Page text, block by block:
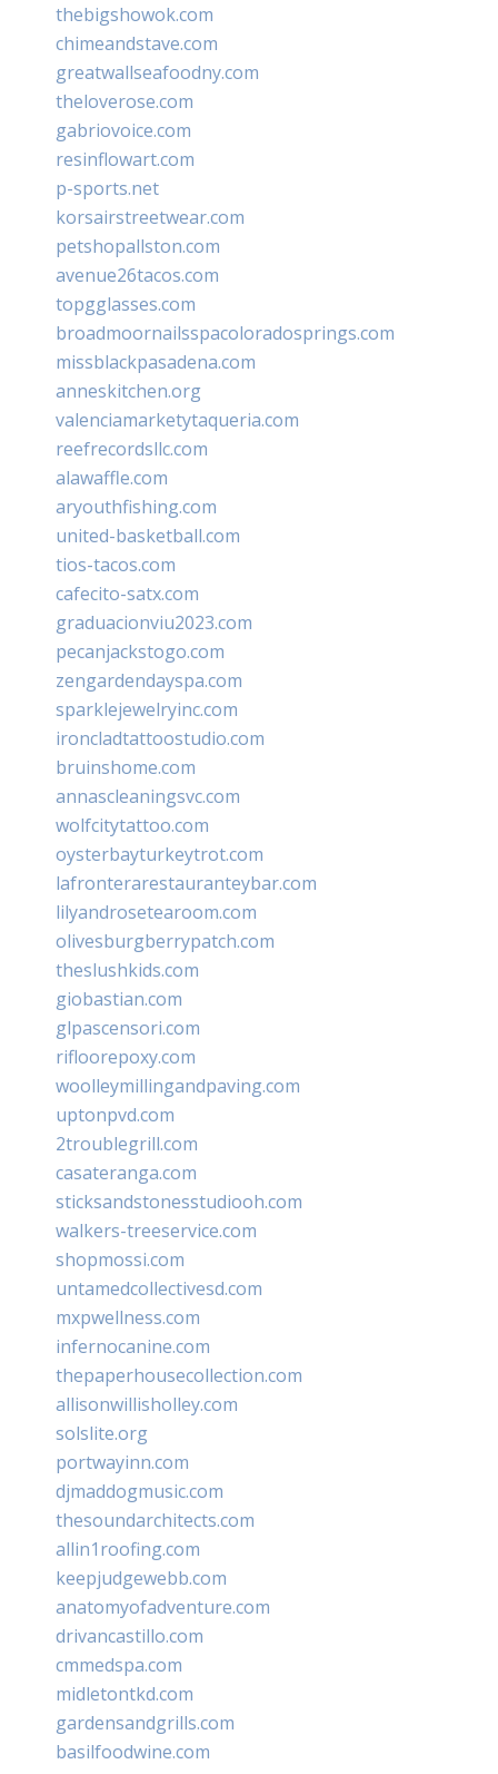
thebigshowok.com
chimeandstave.com
greatwallseafoodny.com
theloverose.com
gabriovoice.com
resinflowart.com
p-sports.net
korsairstreetwear.com
petshopallston.com
avenue26tacos.com
topgglasses.com
broadmoornailsspacoloradosprings.com
missblackpasadena.com
anneskitchen.org
valenciamarketytaqueria.com
reefrecordsllc.com
alawaffle.com
aryouthfishing.com
united-basketball.com
tios-tacos.com
cafecito-satx.com
graduacionviu2023.com
pecanjackstogo.com
zengardendayspa.com
sparklejewelryinc.com
ironcladtattoostudio.com
bruinshome.com
annascleaningsvc.com
wolfcitytattoo.com
oysterbayturkeytrot.com
lafronterarestauranteybar.com
lilyandrosetearoom.com
olivesburgberrypatch.com
theslushkids.com
giobastian.com
glpascensori.com
rifloorepoxy.com
woolleymillingandpaving.com
uptonpvd.com
2troublegrill.com
casateranga.com
sticksandstonesstudiooh.com
walkers-treeservice.com
shopmossi.com
untamedcollectivesd.com
mxpwellness.com
infernocanine.com
thepaperhousecollection.com
allisonwillisholley.com
solslite.org
portwayinn.com
djmaddogmusic.com
thesoundarchitects.com
allin1roofing.com
keepjudgewebb.com
anatomyofadventure.com
drivancastillo.com
cmmedspa.com
midletontkd.com
gardensandgrills.com
basilfoodwine.com